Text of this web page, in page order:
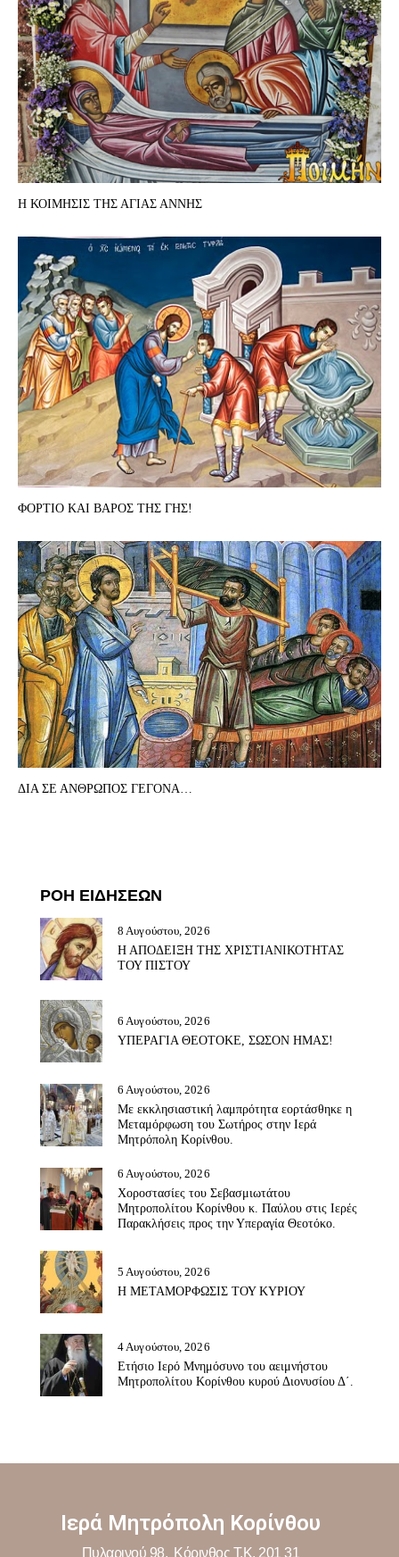
Η ΚΟΙΜΗΣΙΣ ΤΗΣ ΑΓΙΑΣ ΑΝΝΗΣ
ΦΟΡΤΙΟ ΚΑΙ ΒΑΡΟΣ ΤΗΣ ΓΗΣ!
ΔΙΑ ΣΕ ΑΝΘΡΩΠΟΣ ΓΕΓΟΝΑ…
ΡΟΗ ΕΙΔΗΣΕΩΝ
8 Αυγούστου, 2026
Η ΑΠΟΔΕΙΞΗ ΤΗΣ ΧΡΙΣΤΙΑΝΙΚΟΤΗΤΑΣ
ΤΟΥ ΠΙΣΤΟΥ
6 Αυγούστου, 2026
ΥΠΕΡΑΓΙΑ ΘΕΟΤΟΚΕ, ΣΩΣΟΝ ΗΜΑΣ!
6 Αυγούστου, 2026
Με εκκλησιαστική λαμπρότητα εορτάσθηκε η
Μεταμόρφωση του Σωτήρος στην Ιερά
Μητρόπολη Κορίνθου.
6 Αυγούστου, 2026
Χοροστασίες του Σεβασμιωτάτου
Μητροπολίτου Κορίνθου κ. Παύλου στις Ιερές
Παρακλήσεις προς την Υπεραγία Θεοτόκο.
5 Αυγούστου, 2026
Η ΜΕΤΑΜΟΡΦΩΣΙΣ ΤΟΥ ΚΥΡΙΟΥ
4 Αυγούστου, 2026
Ετήσιο Ιερό Μνημόσυνο του αειμνήστου
Μητροπολίτου Κορίνθου κυρού Διονυσίου Δ΄.
Ιερά Μητρόπολη Κορίνθου
Πυλαρινού 98, Κόρινθος Τ.Κ. 201 31